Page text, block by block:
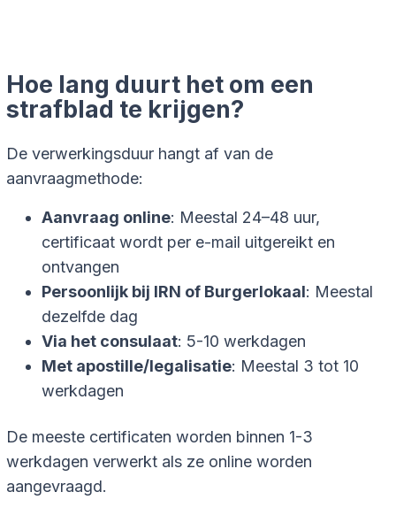
Hoe lang duurt het om een
strafblad te krijgen?
De verwerkingsduur hangt af van de
aanvraagmethode:
Aanvraag online: Meestal 24–48 uur,
certificaat wordt per e-mail uitgereikt en
ontvangen
Persoonlijk bij IRN of Burgerlokaal: Meestal
dezelfde dag
Via het consulaat: 5-10 werkdagen
Met apostille/legalisatie: Meestal 3 tot 10
werkdagen
De meeste certificaten worden binnen 1-3
werkdagen verwerkt als ze online worden
aangevraagd.